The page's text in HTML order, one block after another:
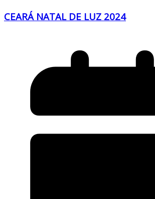
CEARÁ NATAL DE LUZ 2024